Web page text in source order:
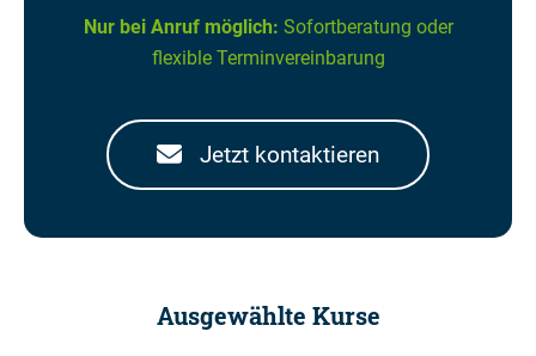
Nur bei Anruf möglich: Sofortberatung oder
flexible Terminvereinbarung
Jetzt kontaktieren
Ausgewählte Kurse